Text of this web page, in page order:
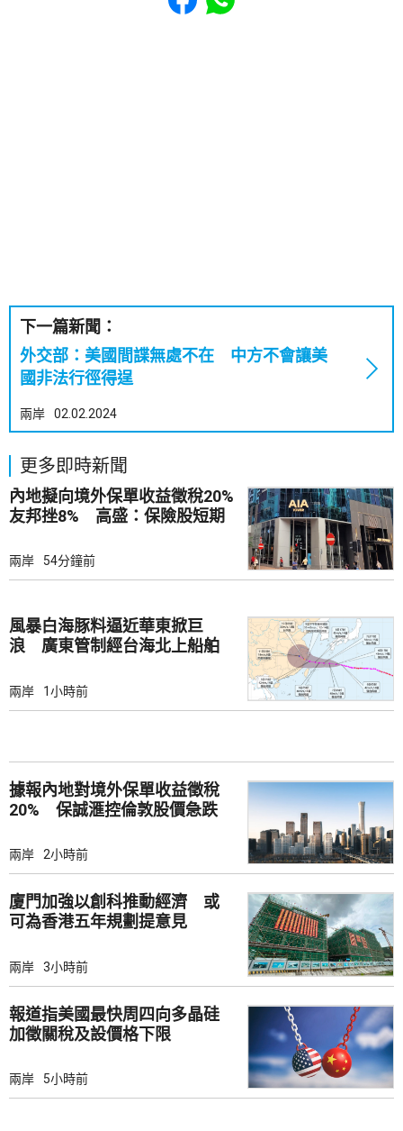
下一篇新聞：
外交部：美國間諜無處不在 中方不會讓美
國非法行徑得逞
兩岸 02.02.2024
更多即時新聞
內地擬向境外保單收益徵稅20%
友邦挫8% 高盛：保險股短期
兩岸 54分鐘前
風暴白海豚料逼近華東掀巨
浪 廣東管制經台海北上船舶
兩岸 1小時前
據報內地對境外保單收益徵稅
20% 保誠滙控倫敦股價急跌
兩岸 2小時前
廈門加強以創科推動經濟 或
可為香港五年規劃提意見
兩岸 3小時前
報道指美國最快周四向多晶硅
加徵關稅及設價格下限
兩岸 5小時前